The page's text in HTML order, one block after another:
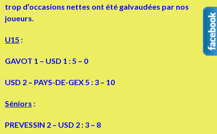
trop d’occasions nettes ont été galvaudées par nos
joueurs.
U15 :
GAVOT 1 – USD 1 : 5 – 0
USD 2 – PAYS-DE-GEX 5 : 3 – 10
Séniors :
PREVESSIN 2 – USD 2 : 3 – 8